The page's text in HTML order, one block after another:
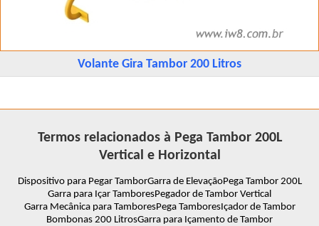
Volante Gira Tambor 200 Litros
Termos relacionados à Pega Tambor 200L
Vertical e Horizontal
Dispositivo para Pegar TamborGarra de ElevaçãoPega Tambor 200L
Garra para Içar TamboresPegador de Tambor Vertical
Garra Mecânica para TamboresPega TamboresIçador de Tambor
Bombonas 200 LitrosGarra para Içamento de Tambor